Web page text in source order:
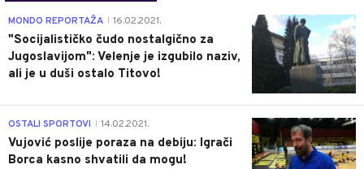
4
MONDO REPORTAŽA 16.02.2021.
"Socijalističko čudo nostalgično za
Jugoslavijom": Velenje je izgubilo naziv,
ali je u duši ostalo Titovo!
1
OSTALI SPORTOVI 14.02.2021.
Vujović poslije poraza na debiju: Igrači
Borca kasno shvatili da mogu!